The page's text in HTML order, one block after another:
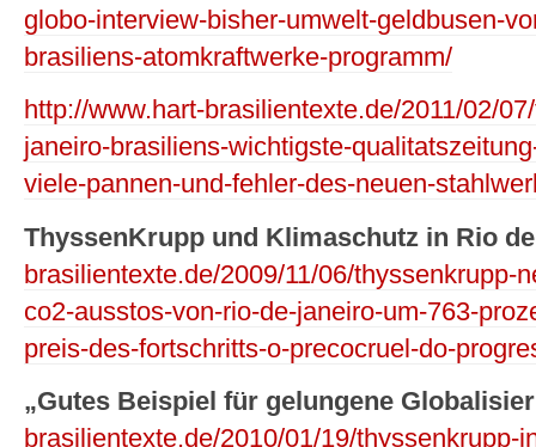
globo-interview-bisher-umwelt-geldbusen-
brasiliens-atomkraftwerke-programm/
http://www.hart-brasilientexte.de/2011/02/
janeiro-brasiliens-wichtigste-
viele-pannen-und-fehler-des-neuen-
ThyssenKrupp und Klimaschutz in Rio
brasilientexte.de/2009/11/06/thyssenkrupp-
co2-ausstos-von-rio-de-janeiro-um-763-
preis-des-fortschritts-o-precocruel-do-
„Gutes Beispiel für gelungene
brasilientexte.de/2010/01/19/thyssenkrupp-